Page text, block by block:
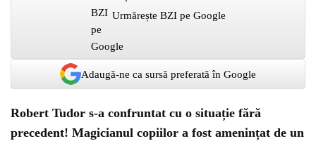
Urmărește BZI pe Google
Adaugă-ne ca sursă preferată în Google
Robert Tudor s-a confruntat cu o situație fără
precedent! Magicianul copiilor a fost amenințat de un